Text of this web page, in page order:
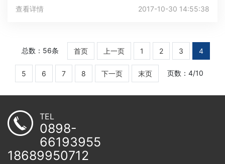
查看详情 2017-10-30 14:55:38
总数：56条 首页 上一页 1 2 3 4
5 6 7 8 下一页 末页 页数：4/10
TEL
0898-
66193955
18689950712